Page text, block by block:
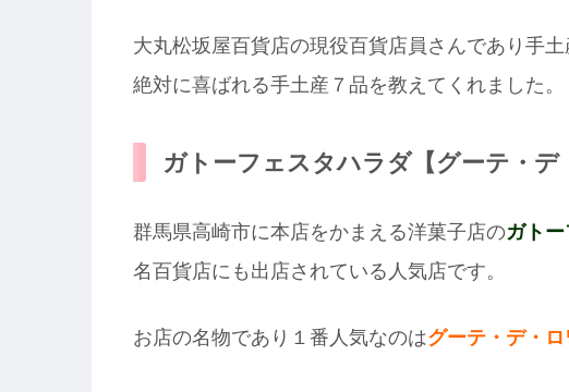
大丸松坂屋百貨店の現役百貨店員さんであり手
絶対に喜ばれる手土産７品を教えてくれました。
ガトーフェスタハラダ【グーテ・デ
群馬県高崎市に本店をかまえる洋菓子店のガト
名百貨店にも出店されている人気店です。
お店の名物であり１番人気なのはグーテ・デ・ロ